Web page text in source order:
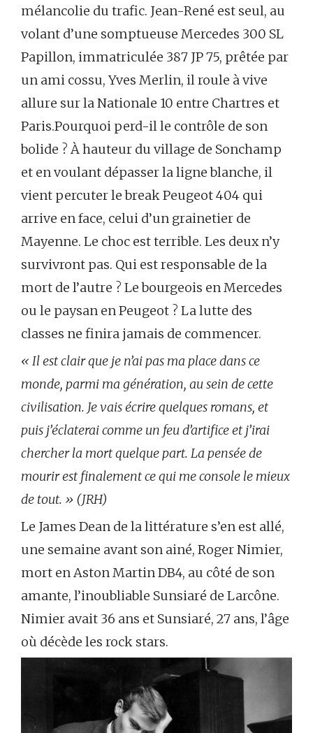
mélancolie du trafic. Jean-René est seul, au
volant d’une somptueuse Mercedes 300 SL
Papillon, immatriculée 387 JP 75, prêtée par
un ami cossu, Yves Merlin, il roule à vive
allure sur la Nationale 10 entre Chartres et
Paris.Pourquoi perd-il le contrôle de son
bolide ? À hauteur du village de Sonchamp
et en voulant dépasser la ligne blanche, il
vient percuter le break Peugeot 404 qui
arrive en face, celui d’un grainetier de
Mayenne. Le choc est terrible. Les deux n’y
survivront pas. Qui est responsable de la
mort de l’autre ? Le bourgeois en Mercedes
ou le paysan en Peugeot ? La lutte des
classes ne finira jamais de commencer.
« Il est clair que je n’ai pas ma place dans ce
monde, parmi ma génération, au sein de cette
civilisation. Je vais écrire quelques romans, et
puis j’éclaterai comme un feu d’artifice et j’irai
chercher la mort quelque part. La pensée de
mourir est finalement ce qui me console le mieux
de tout. » (JRH)
Le James Dean de la littérature s’en est allé,
une semaine avant son ainé, Roger Nimier,
mort en Aston Martin DB4, au côté de son
amante, l’inoubliable Sunsiaré de Larcône.
Nimier avait 36 ans et Sunsiaré, 27 ans, l’âge
où décède les rock stars.